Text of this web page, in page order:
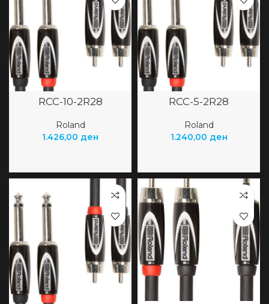
RCC-10-2R28
Roland
1.426,00 ден
RCC-5-2R28
Roland
1.240,00 ден